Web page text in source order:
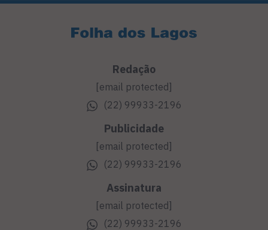
Redação
[email protected]
(22) 99933-2196
Publicidade
[email protected]
(22) 99933-2196
Assinatura
[email protected]
(22) 99933-2196